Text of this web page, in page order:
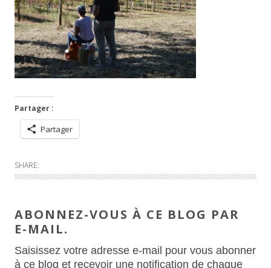
Partager :
Partager
SHARE:
ABONNEZ-VOUS À CE BLOG PAR
E-MAIL.
Saisissez votre adresse e-mail pour vous abonner
à ce blog et recevoir une notification de chaque